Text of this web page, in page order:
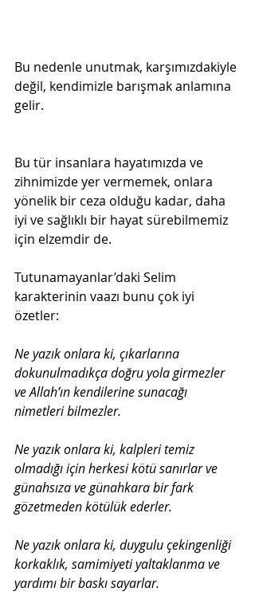
Bu nedenle unutmak, karşımızdakiyle
değil, kendimizle barışmak anlamına
gelir.
Bu tür insanlara hayatımızda ve
zihnimizde yer vermemek, onlara
yönelik bir ceza olduğu kadar, daha
iyi ve sağlıklı bir hayat sürebilmemiz
için elzemdir de.
Tutunamayanlar’daki Selim
karakterinin vaazı bunu çok iyi
Ne yazık onlara ki, çıkarlarına
dokunulmadıkça doğru yola girmezler
ve Allah’ın kendilerine sunacağı
nimetleri bilmezler.
Ne yazık onlara ki, kalpleri temiz
olmadığı için herkesi kötü sanırlar ve
günahsıza ve günahkara bir fark
gözetmeden kötülük ederler.
Ne yazık onlara ki, duygulu çekingenliği
korkaklık, samimiyeti yaltaklanma ve
yardımı bir baskı sayarlar.